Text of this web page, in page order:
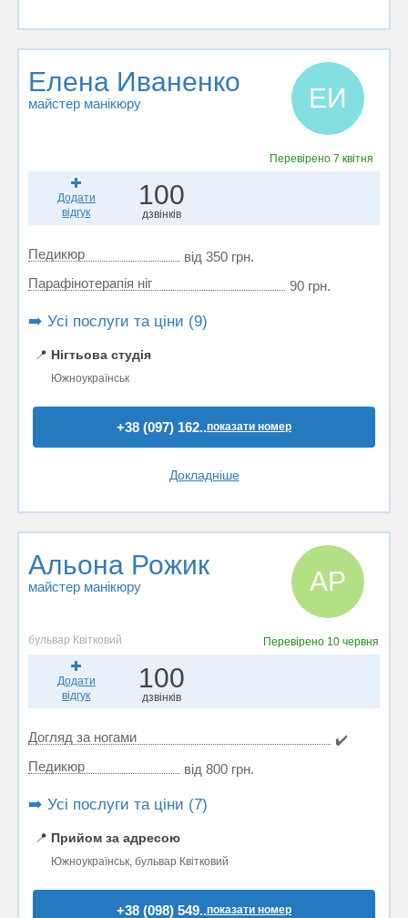
Елена Иваненко
майстер манікюру ЕИ
Перевірено 7 квітня
Додати
відгук
100
дзвінків
Педикюр
від 350 грн.
Парафінотерапія ніг
90 грн.
➡️ Усі послуги та ціни (9)
📍 Нігтьова студія
Южноукраїнськ
+38 (097) 162..показати номер
Докладніше
Альона Рожик
майстер манікюру АР
бульвар Квітковий Перевірено 10 червня
Додати
відгук
100
дзвінків
Догляд за ногами
✔️
Педикюр
від 800 грн.
➡️ Усі послуги та ціни (7)
📍 Прийом за адресою
Южноукраїнськ, бульвар Квітковий
+38 (098) 549..показати номер